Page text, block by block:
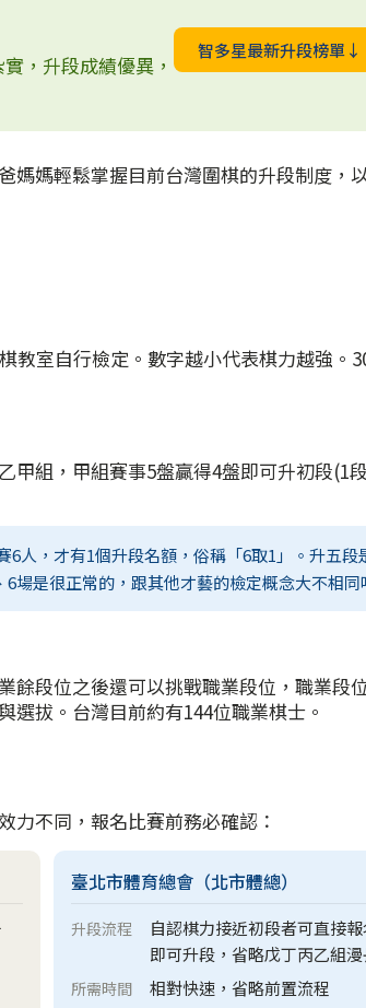
，升段成績優異，
智多星最新升段榜單↓
媽媽輕鬆掌握目前台灣圍棋的升段制度，
教室自行檢定。數字越小代表棋力越強。
組，甲組賽事5盤贏得4盤即可升初段(1
人，才有1個升段名額，俗稱「6取1」。升五段
場是很正常的，跟其他才藝的檢定概念大不相同
餘段位之後還可以挑戰職業段位，職業段
拔。台灣目前約有144位職業棋士。
力不同，報名比賽前務必確認：
臺北市體育總會（北市體總）
升段流程
自認棋力接近初段者可直接
即可升段，省略戊丁丙乙組
所需時間 相對快速，省略前置流程